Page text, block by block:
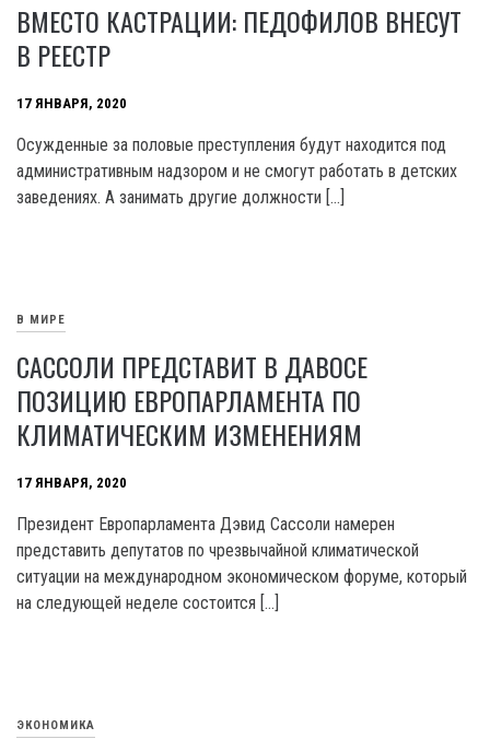
ВМЕСТО КАСТРАЦИИ: ПЕДОФИЛОВ ВНЕСУТ
В РЕЕСТР
17 ЯНВАРЯ, 2020
Осужденные за половые преступления будут находится под
административным надзором и не смогут работать в детских
заведениях. А занимать другие должности […]
В МИРЕ
САССОЛИ ПРЕДСТАВИТ В ДАВОСЕ
ПОЗИЦИЮ ЕВРОПАРЛАМЕНТА ПО
КЛИМАТИЧЕСКИМ ИЗМЕНЕНИЯМ
17 ЯНВАРЯ, 2020
Президент Европарламента Дэвид Сассоли намерен
представить депутатов по чрезвычайной климатической
ситуации на международном экономическом форуме, который
на следующей неделе состоится […]
ЭКОНОМИКА